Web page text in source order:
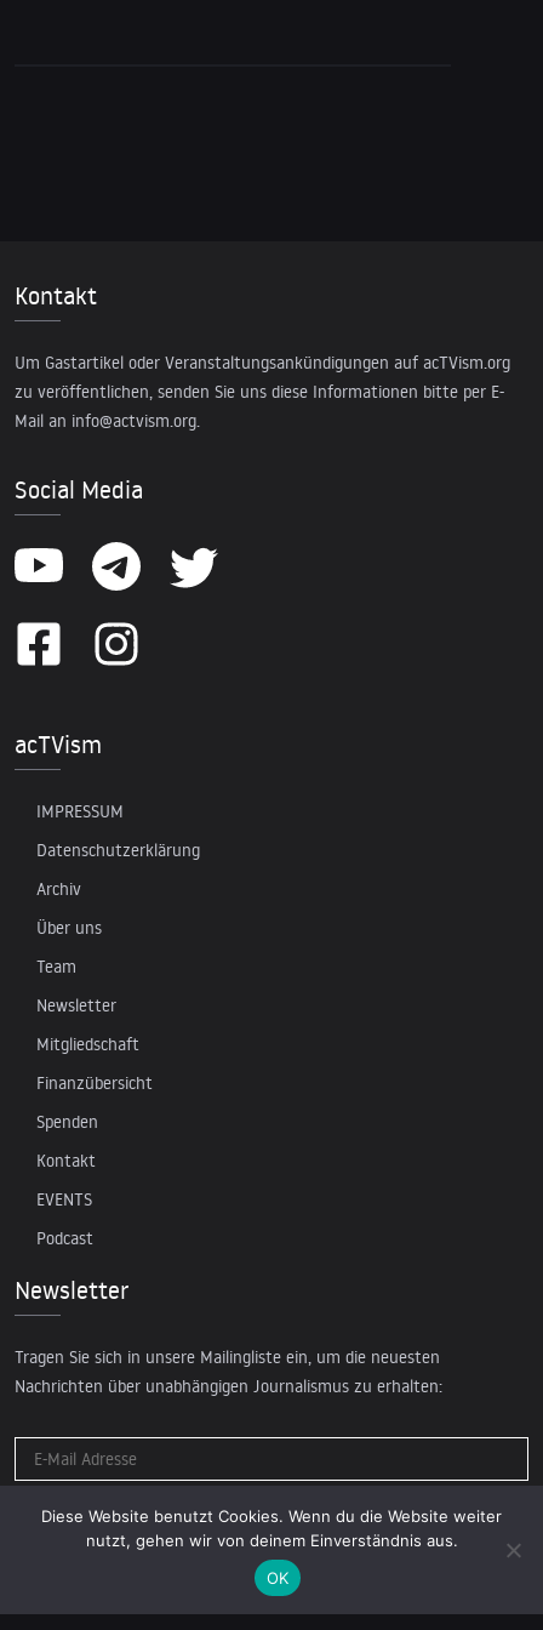
Kontakt
Um Gastartikel oder Veranstaltungsankündigungen auf acTVism.org
zu veröffentlichen, senden Sie uns diese Informationen bitte per E-
Mail an info@actvism.org.
Social Media
acTVism
IMPRESSUM
Datenschutzerklärung
Archiv
Über uns
Team
Newsletter
Mitgliedschaft
Finanzübersicht
Spenden
Kontakt
EVENTS
Podcast
Newsletter
Tragen Sie sich in unsere Mailingliste ein, um die neuesten
Nachrichten über unabhängigen Journalismus zu erhalten:
© 2026 AcTVism Munich e.V. | All rights reserved.
Diese Website benutzt Cookies. Wenn du die Website weiter
nutzt, gehen wir von deinem Einverständnis aus.
OK